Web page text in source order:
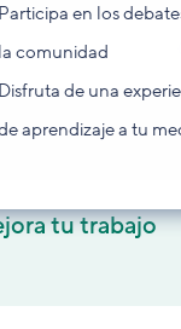
Participa en los
la comunidad
Disfruta de una
aprendizaje a tu
tu trabajo